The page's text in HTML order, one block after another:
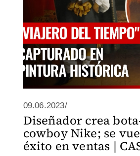
09.06.2023/
Diseñador crea
cowboy Nike; se
éxito en ventas |